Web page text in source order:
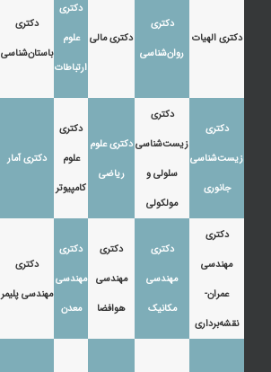
دکتری الهیات
دکتری
روان‌شناسی
دکتری مالی
دکتری
علوم
ارتباطات
دکتری
باستان‌شناسی
دکتری
زیست‌شناسی
جانوری
دکتری
زیست‌شناسی
سلولی و
مولکولی
دکتری علوم
ریاضی
دکتری
علوم
کامپیوتر
دکتری آمار
دکتری
مهندسی
عمران-
نقشه‌برداری
دکتری
مهندسی
مکانیک
دکتری
مهندسی
هوافضا
دکتری
مهندسی
معدن
دکتری
مهندسی پلیمر